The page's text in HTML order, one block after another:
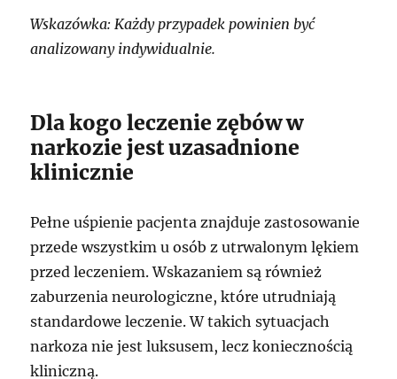
Wskazówka: Każdy przypadek powinien być
analizowany indywidualnie.
Dla kogo leczenie zębów w
narkozie jest uzasadnione
klinicznie
Pełne uśpienie pacjenta znajduje zastosowanie
przede wszystkim u osób z utrwalonym lękiem
przed leczeniem. Wskazaniem są również
zaburzenia neurologiczne, które utrudniają
standardowe leczenie. W takich sytuacjach
narkoza nie jest luksusem, lecz koniecznością
kliniczną.